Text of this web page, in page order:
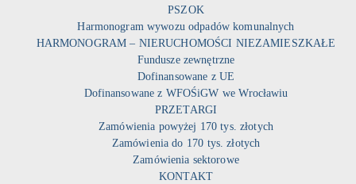
PSZOK
Harmonogram wywozu odpadów komunalnych
HARMONOGRAM – NIERUCHOMOŚCI NIEZAMIESZKAŁE
Fundusze zewnętrzne
Dofinansowane z UE
Dofinansowane z WFOŚiGW we Wrocławiu
PRZETARGI
Zamówienia powyżej 170 tys. złotych
Zamówienia do 170 tys. złotych
Zamówienia sektorowe
KONTAKT